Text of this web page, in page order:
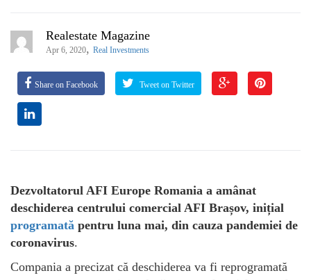
Realestate Magazine
Apr 6, 2020, Real Investments
Share on Facebook Tweet on Twitter
Dezvoltatorul AFI Europe Romania a amânat
deschiderea centrului comercial AFI Brașov, inițial
programată pentru luna mai, din cauza pandemiei de
coronavirus.
Compania a precizat că deschiderea va fi reprogramată